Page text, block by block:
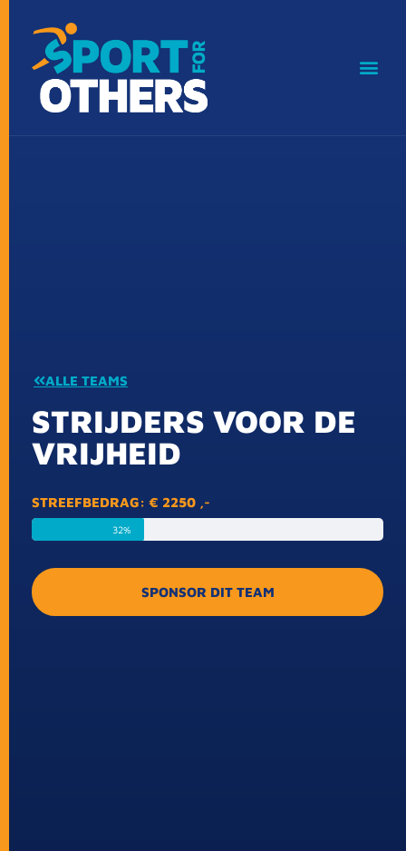
ALLE TEAMS
STRIJDERS VOOR DE
VRIJHEID
STREEFBEDRAG: € 2250 ,-
32%
SPONSOR DIT TEAM